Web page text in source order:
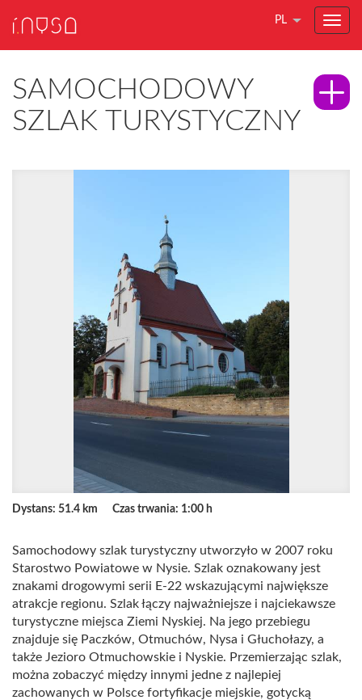
PL
SAMOCHODOWY
SZLAK TURYSTYCZNY
Dystans: 51.4 km Czas trwania: 1:00 h
Samochodowy szlak turystyczny utworzyło w 2007 roku
Starostwo Powiatowe w Nysie. Szlak oznakowany jest
znakami drogowymi serii E-22 wskazującymi największe
atrakcje regionu. Szlak łączy najważniejsze i najciekawsze
turystyczne miejsca Ziemi Nyskiej. Na jego przebiegu
znajduje się Paczków, Otmuchów, Nysa i Głuchołazy, a
także Jezioro Otmuchowskie i Nyskie. Przemierzając szlak,
można zobaczyć między innymi jedne z najlepiej
zachowanych w Polsce fortyfikacje miejskie, gotycką